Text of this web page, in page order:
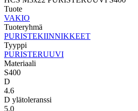
Tuote
VAKIO
Tuoteryhmä
PURISTEKIINNIKKEET
Tyyppi
PURISTERUUVI
Materiaali
S400
D
4.6
D ylätoleranssi
5.0